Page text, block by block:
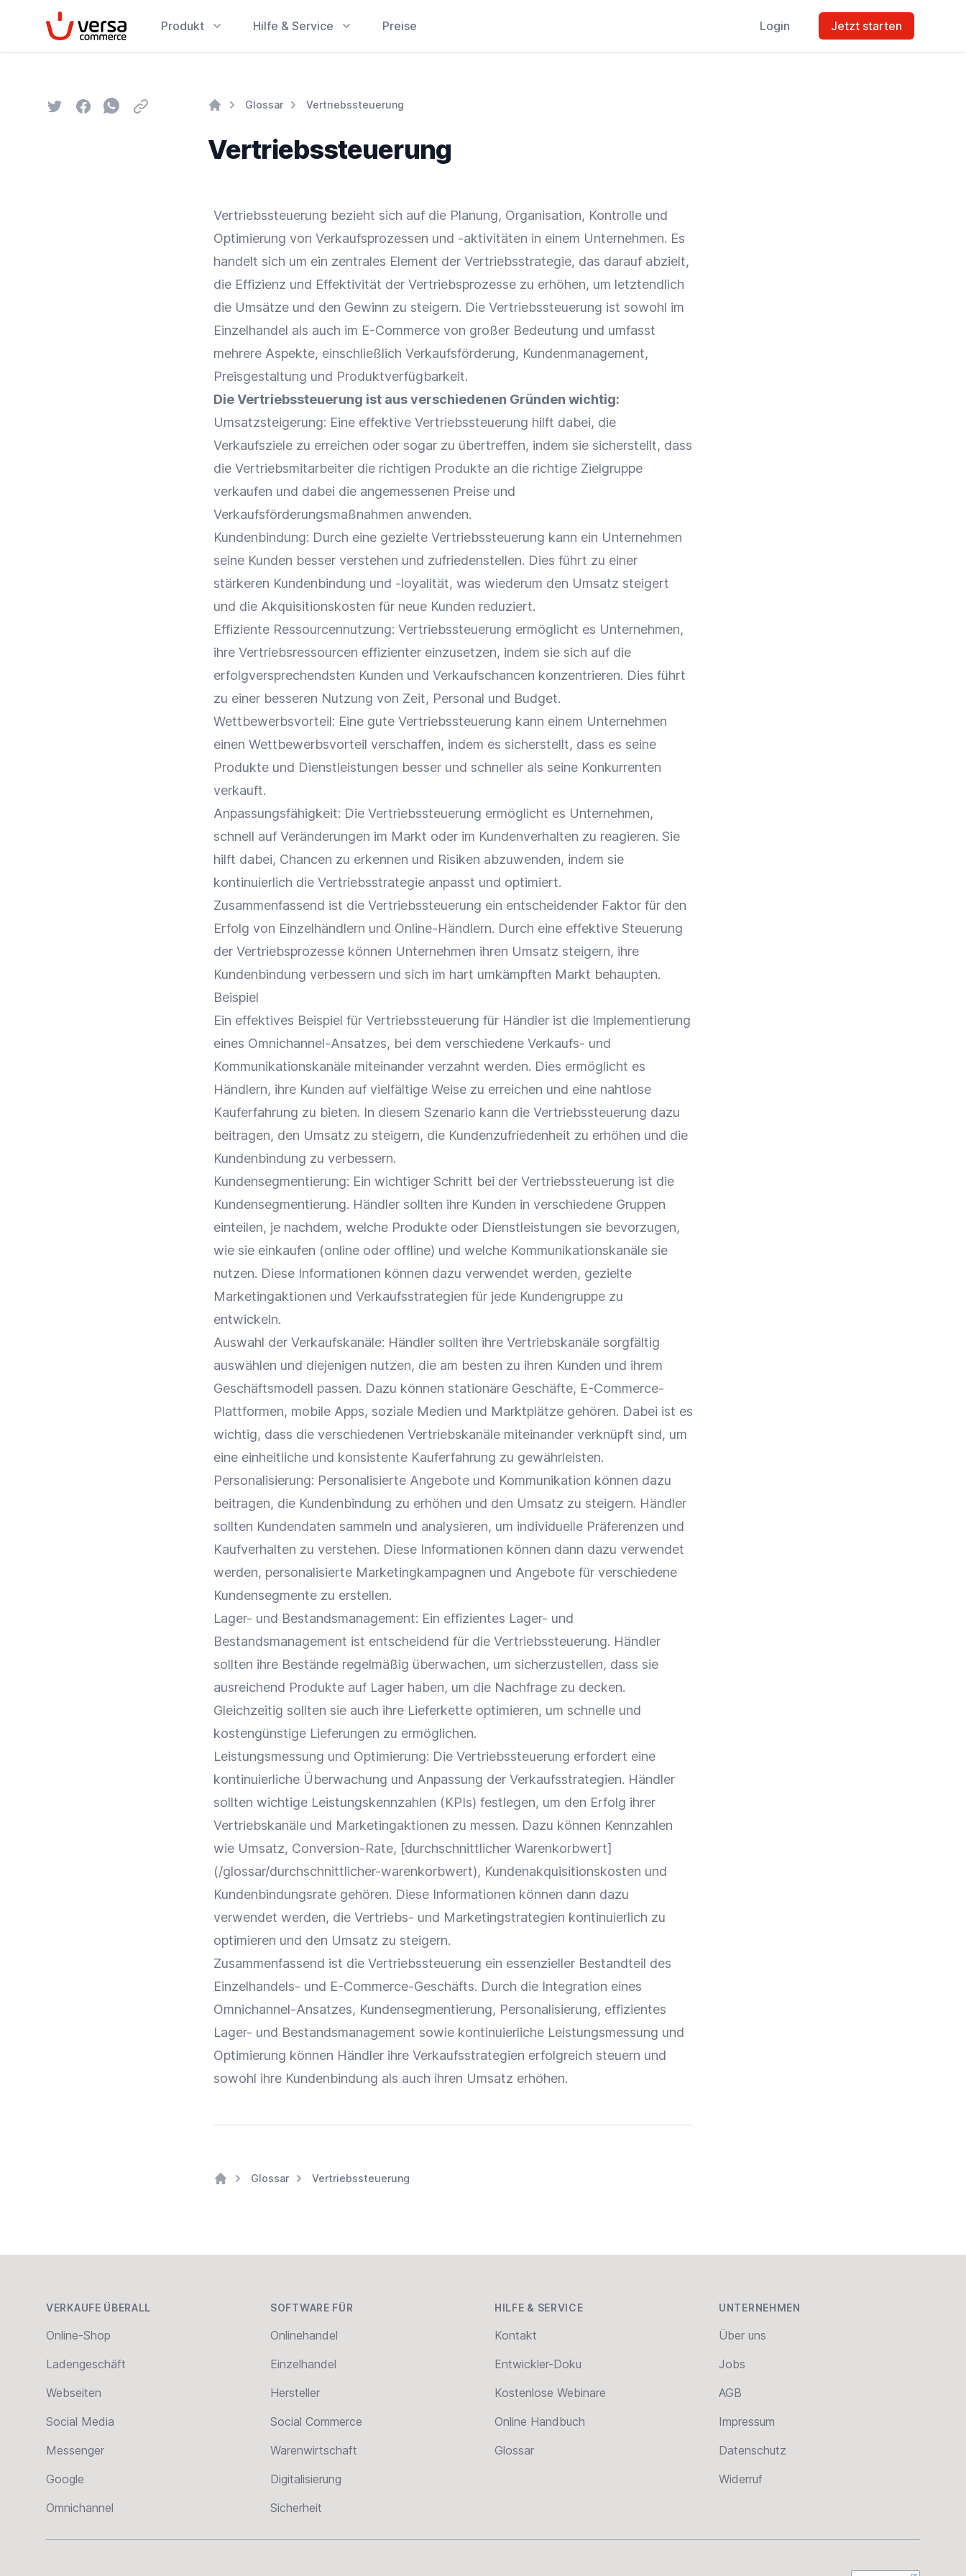
VersaCommerce Produkt Hilfe & Service Preise Login Jetzt starten
TwitterFacebookWhatsapp
Email Glossar Vertriebssteuerung
Vertriebssteuerung
Vertriebssteuerung bezieht sich auf die Planung, Organisation, Kontrolle und
Optimierung von Verkaufsprozessen und -aktivitäten in einem Unternehmen. Es
handelt sich um ein zentrales Element der Vertriebsstrategie, das darauf abzielt,
die Effizienz und Effektivität der Vertriebsprozesse zu erhöhen, um letztendlich
die Umsätze und den Gewinn zu steigern. Die Vertriebssteuerung ist sowohl im
Einzelhandel als auch im E-Commerce von großer Bedeutung und umfasst
mehrere Aspekte, einschließlich Verkaufsförderung, Kundenmanagement,
Preisgestaltung und Produktverfügbarkeit.
Die Vertriebssteuerung ist aus verschiedenen Gründen wichtig:
Umsatzsteigerung: Eine effektive Vertriebssteuerung hilft dabei, die
Verkaufsziele zu erreichen oder sogar zu übertreffen, indem sie sicherstellt, dass
die Vertriebsmitarbeiter die richtigen Produkte an die richtige Zielgruppe
verkaufen und dabei die angemessenen Preise und
Verkaufsförderungsmaßnahmen anwenden.
Kundenbindung: Durch eine gezielte Vertriebssteuerung kann ein Unternehmen
seine Kunden besser verstehen und zufriedenstellen. Dies führt zu einer
stärkeren Kundenbindung und -loyalität, was wiederum den Umsatz steigert
und die Akquisitionskosten für neue Kunden reduziert.
Effiziente Ressourcennutzung: Vertriebssteuerung ermöglicht es Unternehmen,
ihre Vertriebsressourcen effizienter einzusetzen, indem sie sich auf die
erfolgversprechendsten Kunden und Verkaufschancen konzentrieren. Dies führt
zu einer besseren Nutzung von Zeit, Personal und Budget.
Wettbewerbsvorteil: Eine gute Vertriebssteuerung kann einem Unternehmen
einen Wettbewerbsvorteil verschaffen, indem es sicherstellt, dass es seine
Produkte und Dienstleistungen besser und schneller als seine Konkurrenten
verkauft.
Anpassungsfähigkeit: Die Vertriebssteuerung ermöglicht es Unternehmen,
schnell auf Veränderungen im Markt oder im Kundenverhalten zu reagieren. Sie
hilft dabei, Chancen zu erkennen und Risiken abzuwenden, indem sie
kontinuierlich die Vertriebsstrategie anpasst und optimiert.
Zusammenfassend ist die Vertriebssteuerung ein entscheidender Faktor für den
Erfolg von Einzelhändlern und Online-Händlern. Durch eine effektive Steuerung
der Vertriebsprozesse können Unternehmen ihren Umsatz steigern, ihre
Kundenbindung verbessern und sich im hart umkämpften Markt behaupten.
Beispiel
Ein effektives Beispiel für Vertriebssteuerung für Händler ist die Implementierung
eines Omnichannel-Ansatzes, bei dem verschiedene Verkaufs- und
Kommunikationskanäle miteinander verzahnt werden. Dies ermöglicht es
Händlern, ihre Kunden auf vielfältige Weise zu erreichen und eine nahtlose
Kauferfahrung zu bieten. In diesem Szenario kann die Vertriebssteuerung dazu
beitragen, den Umsatz zu steigern, die Kundenzufriedenheit zu erhöhen und die
Kundenbindung zu verbessern.
Kundensegmentierung: Ein wichtiger Schritt bei der Vertriebssteuerung ist die
Kundensegmentierung. Händler sollten ihre Kunden in verschiedene Gruppen
einteilen, je nachdem, welche Produkte oder Dienstleistungen sie bevorzugen,
wie sie einkaufen (online oder offline) und welche Kommunikationskanäle sie
nutzen. Diese Informationen können dazu verwendet werden, gezielte
Marketingaktionen und Verkaufsstrategien für jede Kundengruppe zu
entwickeln.
Auswahl der Verkaufskanäle: Händler sollten ihre Vertriebskanäle sorgfältig
auswählen und diejenigen nutzen, die am besten zu ihren Kunden und ihrem
Geschäftsmodell passen. Dazu können stationäre Geschäfte, E-Commerce-
Plattformen, mobile Apps, soziale Medien und Marktplätze gehören. Dabei ist es
wichtig, dass die verschiedenen Vertriebskanäle miteinander verknüpft sind, um
eine einheitliche und konsistente Kauferfahrung zu gewährleisten.
Personalisierung: Personalisierte Angebote und Kommunikation können dazu
beitragen, die Kundenbindung zu erhöhen und den Umsatz zu steigern. Händler
sollten Kundendaten sammeln und analysieren, um individuelle Präferenzen und
Kaufverhalten zu verstehen. Diese Informationen können dann dazu verwendet
werden, personalisierte Marketingkampagnen und Angebote für verschiedene
Kundensegmente zu erstellen.
Lager- und Bestandsmanagement: Ein effizientes Lager- und
Bestandsmanagement ist entscheidend für die Vertriebssteuerung. Händler
sollten ihre Bestände regelmäßig überwachen, um sicherzustellen, dass sie
ausreichend Produkte auf Lager haben, um die Nachfrage zu decken.
Gleichzeitig sollten sie auch ihre Lieferkette optimieren, um schnelle und
kostengünstige Lieferungen zu ermöglichen.
Leistungsmessung und Optimierung: Die Vertriebssteuerung erfordert eine
kontinuierliche Überwachung und Anpassung der Verkaufsstrategien. Händler
sollten wichtige Leistungskennzahlen (KPIs) festlegen, um den Erfolg ihrer
Vertriebskanäle und Marketingaktionen zu messen. Dazu können Kennzahlen
wie Umsatz, Conversion-Rate, [durchschnittlicher Warenkorbwert]
(/glossar/durchschnittlicher-warenkorbwert), Kundenakquisitionskosten und
Kundenbindungsrate gehören. Diese Informationen können dann dazu
verwendet werden, die Vertriebs- und Marketingstrategien kontinuierlich zu
optimieren und den Umsatz zu steigern.
Zusammenfassend ist die Vertriebssteuerung ein essenzieller Bestandteil des
Einzelhandels- und E-Commerce-Geschäfts. Durch die Integration eines
Omnichannel-Ansatzes, Kundensegmentierung, Personalisierung, effizientes
Lager- und Bestandsmanagement sowie kontinuierliche Leistungsmessung und
Optimierung können Händler ihre Verkaufsstrategien erfolgreich steuern und
sowohl ihre Kundenbindung als auch ihren Umsatz erhöhen.
Glossar Vertriebssteuerung
VERKAUFE ÜBERALL
Online-Shop
Ladengeschäft
Webseiten
Social Media
Messenger
Google
Omnichannel
SOFTWARE FÜR
Onlinehandel
Einzelhandel
Hersteller
Social Commerce
Warenwirtschaft
Digitalisierung
Sicherheit
HILFE & SERVICE
Kontakt
Entwickler-Doku
Kostenlose Webinare
Online Handbuch
Glossar
UNTERNEHMEN
Über uns
Jobs
AGB
Impressum
Datenschutz
Widerruf